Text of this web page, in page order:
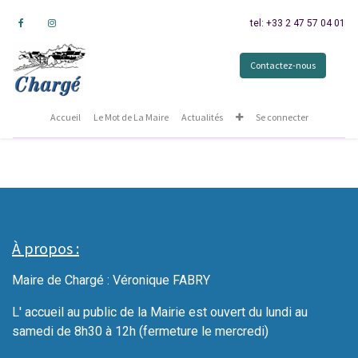
tel: +33 2 47 57 04 01
Contactez-nous
Accueil Le Mot de La Maire Actualités Se connecter
À propos :
Maire de Chargé : Véronique FABRY
L' accueil au public de la Mairie est ouvert du lundi au
samedi de 8h30 à 12h (fermeture le mercredi)